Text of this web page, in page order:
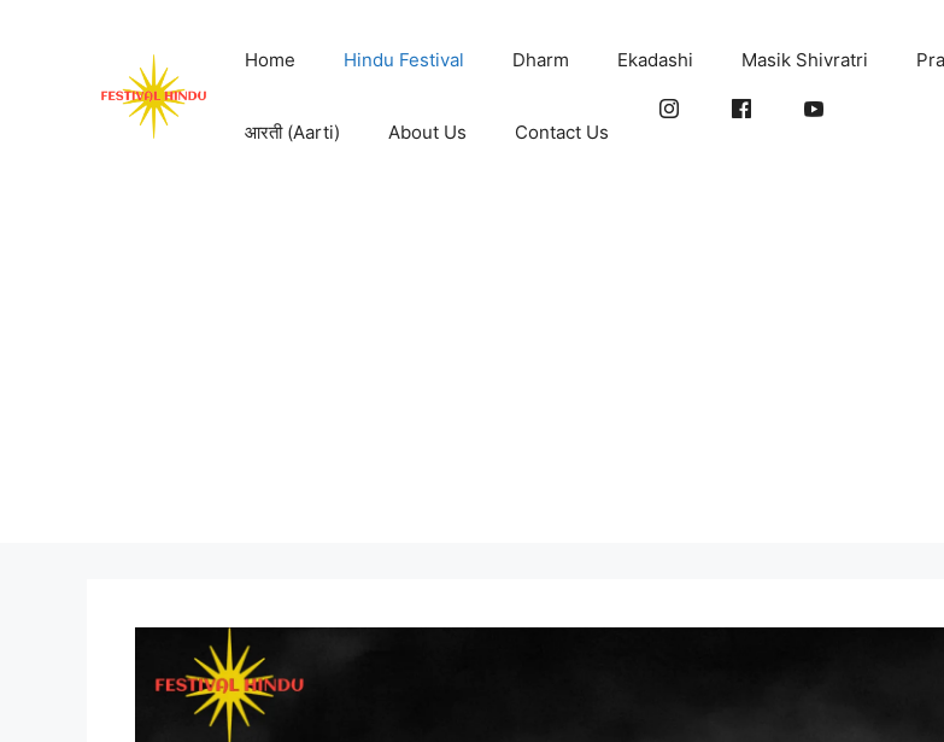
Home Hindu Festival Dharm Ekadashi Masik Shivratri
आरती (Aarti) About Us Contact Us